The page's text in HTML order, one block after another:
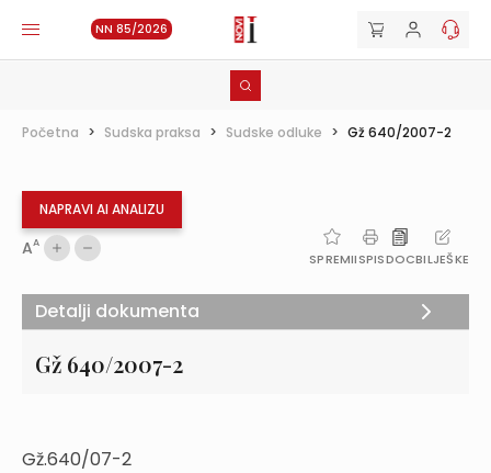
NN 85/2026
Početna > Sudska praksa > Sudske odluke > Gž 640/2007-2
NAPRAVI AI ANALIZU
AA
SPREMIISPISDOCBILJEŠKE
Gž 640/2007-2
Gž.640/07-2
Detalji dokumenta